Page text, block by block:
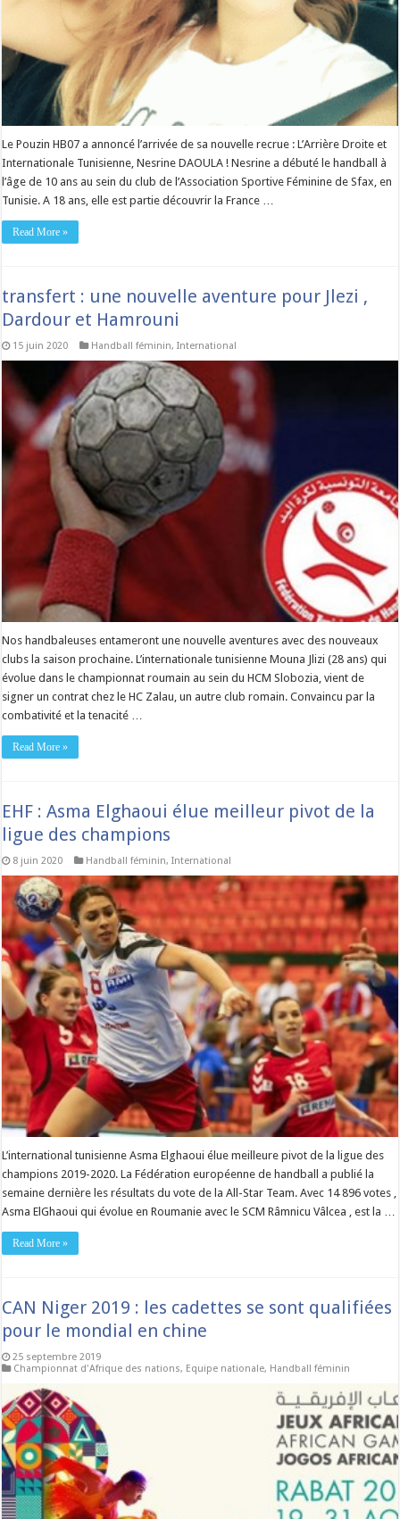
Le Pouzin HB07 a annoncé l’arrivée de sa nouvelle recrue : L’Arrière Droite et
Internationale Tunisienne, Nesrine DAOULA ! Nesrine a débuté le handball à
l’âge de 10 ans au sein du club de l’Association Sportive Féminine de Sfax, en
Tunisie. A 18 ans, elle est partie découvrir la France …
Read More »
transfert : une nouvelle aventure pour Jlezi ,
Dardour et Hamrouni
15 juin 2020 Handball féminin,International
Nos handbaleuses entameront une nouvelle aventures avec des nouveaux
clubs la saison prochaine. L’internationale tunisienne Mouna Jlizi (28 ans) qui
évolue dans le championnat roumain au sein du HCM Slobozia, vient de
signer un contrat chez le HC Zalau, un autre club romain. Convaincu par la
combativité et la tenacité …
Read More »
EHF : Asma Elghaoui élue meilleur pivot de la
ligue des champions
8 juin 2020 Handball féminin,International
L’international tunisienne Asma Elghaoui élue meilleure pivot de la ligue des
champions 2019-2020. La Fédération européenne de handball a publié la
semaine dernière les résultats du vote de la All-Star Team. Avec 14 896 votes ,
Asma ElGhaoui qui évolue en Roumanie avec le SCM Râmnicu Vâlcea , est la …
Read More »
CAN Niger 2019 : les cadettes se sont qualifiées
pour le mondial en chine
25 septembre 2019
Championnat d'Afrique des nations, Equipe nationale, Handball féminin